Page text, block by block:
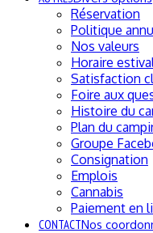
Réservation
Politique
Nos valeurs
Horaire
Satisfaction
Foire aux
Histoire du
Plan du
Groupe
Consignation
Emplois
Cannabis
Paiement en
CONTACTNos